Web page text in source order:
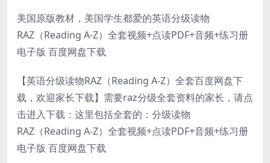
美国原版教材，美国学生都爱的英语分级读物
RAZ（Reading A-Z）全套视频+点读PDF+音频+练习册
电子版 百度网盘下载
【英语分级读物RAZ（Reading A-Z）全套百度网盘下
载，欢迎家长下载】需要raz分级全套资料的家长，请点
击进入下载：这里包括全套的：分级读物
RAZ（Reading A-Z）全套视频+点读PDF+音频+练习册
电子版 百度网盘下载